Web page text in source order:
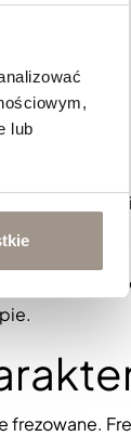
lub
znajduje
frezowane.